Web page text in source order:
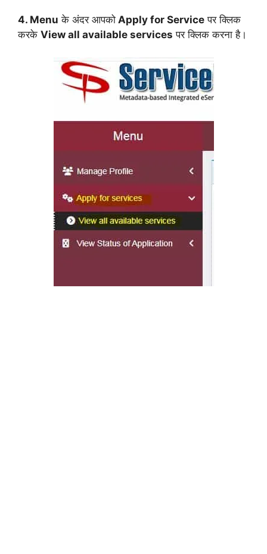
4. Menu के अंदर आपको Apply for Service पर क्लिक
करके View all available services पर क्लिक करना है।